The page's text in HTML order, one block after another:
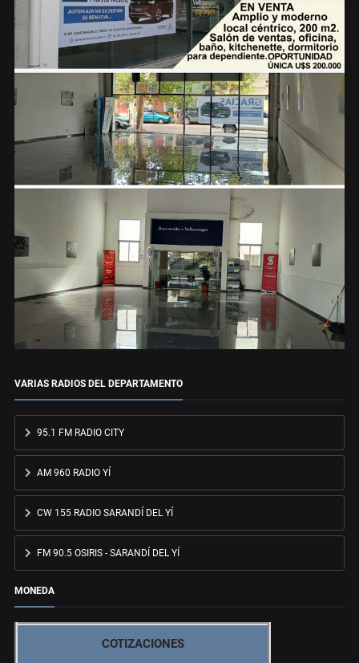
VARIAS RADIOS DEL DEPARTAMENTO
95.1 FM RADIO CITY
AM 960 RADIO YÍ
CW 155 RADIO SARANDÍ DEL YÍ
FM 90.5 OSIRIS - SARANDÍ DEL YÍ
MONEDA
COTIZACIONES